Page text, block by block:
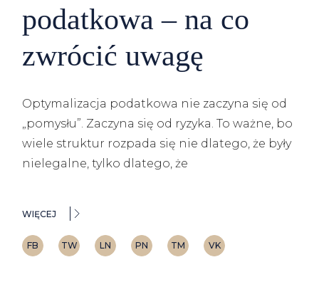
podatkowa – na co
zwrócić uwagę
Optymalizacja podatkowa nie zaczyna się od
„pomysłu”. Zaczyna się od ryzyka. To ważne, bo
wiele struktur rozpada się nie dlatego, że były
nielegalne, tylko dlatego, że
WIĘCEJ
FB TW LN PN TM VK